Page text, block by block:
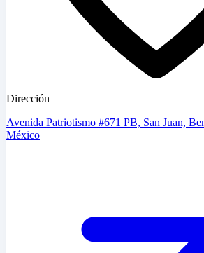
Dirección
Avenida Patriotismo #671 PB, San Juan,
México